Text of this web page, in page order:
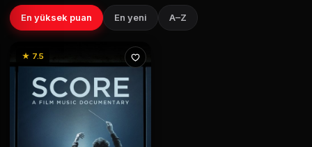
En yüksek puan En yeni A–Z
★ 7.5